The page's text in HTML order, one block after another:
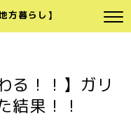
方暮らし】
る！！】ガリ
結果！！